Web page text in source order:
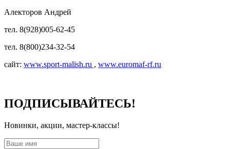
Алекторов Андрей
тел. 8(928)005-62-45
тел. 8(800)234-32-54
сайт: www.sport-malish.ru , www.euromaf-rf.ru
ПОДПИСЫВАЙТЕСЬ!
Новинки, акции, мастер-классы!